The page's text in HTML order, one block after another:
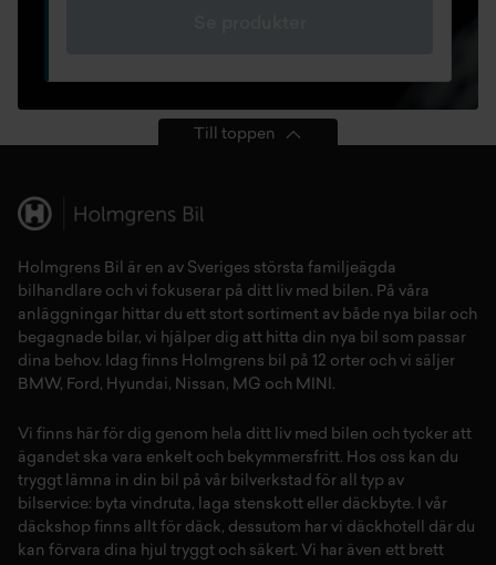
Till toppen
Holmgrens Bil är en av Sveriges största familjeägda
bilhandlare och vi fokuserar på ditt liv med bilen. På våra
anläggningar hittar du ett stort sortiment av både nya bilar och
begagnade bilar, vi hjälper dig att hitta din nya bil som passar
dina behov. Idag finns Holmgrens bil på 12 orter och vi säljer
BMW, Ford, Hyundai, Nissan , MG och MINI.
Vi finns här för dig genom hela ditt liv med bilen och tycker att
ägandet ska vara enkelt och bekymmersfritt. Hos oss kan du
tryggt lämna in din bil på vår bilverkstad för all typ av
bilservice: byta vindruta, laga stenskott eller däckbyte. I vår
däckshop finns allt för däck, dessutom har vi däckhotell där du
kan förvara dina hjul tryggt och säkert. Vi har även ett brett